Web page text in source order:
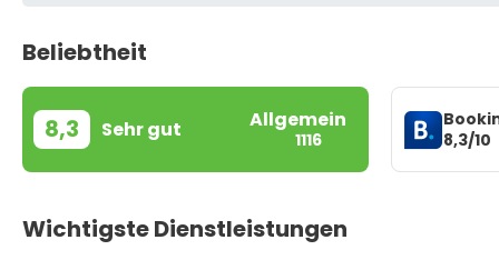
Beliebtheit
8,3 Sehr gut Allgemein
1116
8,3/10
Wichtigste Dienstleistungen